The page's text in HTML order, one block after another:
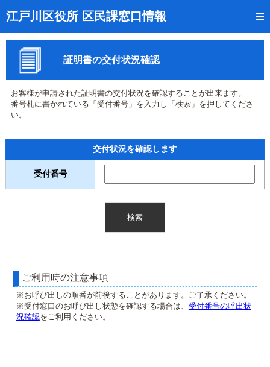
江戸川区役所 区民課窓口情報
トップページ
受付番号の呼出状況確認
証明書の交付状況確認
来庁日時の事前予約
事前予約の確認・取消
混雑予想カレンダー
証明書の交付状況確認
お客様が申請された証明書の交付状況を確認することが出来ます。
番号札に書かれている「受付番号」を入力し「検索」を押してくださ
い。
交付状況を確認します
受付番号
ご利用時の注意事項
※お呼び出しの順番が前後することがあります。ご了承ください。
※受付窓口のお呼び出し状態を確認する場合は、 受付番号の呼出状
況確認をご利用ください。